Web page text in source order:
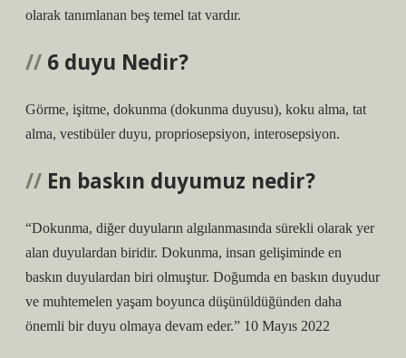
olarak tanımlanan beş temel tat vardır.
6 duyu Nedir?
Görme, işitme, dokunma (dokunma duyusu), koku alma, tat
alma, vestibüler duyu, propriosepsiyon, interosepsiyon.
En baskın duyumuz nedir?
“Dokunma, diğer duyuların algılanmasında sürekli olarak yer
alan duyulardan biridir. Dokunma, insan gelişiminde en
baskın duyulardan biri olmuştur. Doğumda en baskın duyudur
ve muhtemelen yaşam boyunca düşünüldüğünden daha
önemli bir duyu olmaya devam eder.” 10 Mayıs 2022